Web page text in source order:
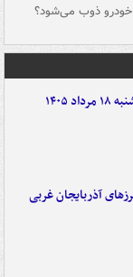
ذوب می‌شود؟
۱۴۰۵